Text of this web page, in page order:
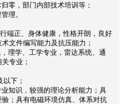
零，部门内部技术培训等；
理。
端正、身体健康，性格开朗，良好
文件编写能力及抗压能力；
理学、工学专业，雷达系统、通
专业；
下；
知识，较强的理论分析能力；具
；具有电磁环境仿真、体系对抗